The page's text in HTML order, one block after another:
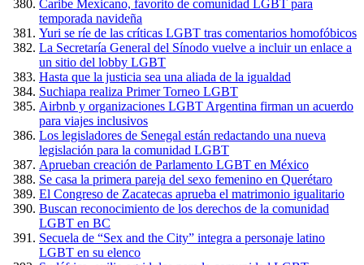
Caribe Mexicano, favorito de comunidad LGBT para
temporada navideña
Yuri se ríe de las críticas LGBT tras comentarios homofóbicos
La Secretaría General del Sínodo vuelve a incluir un enlace a
un sitio del lobby LGBT
Hasta que la justicia sea una aliada de la igualdad
Suchiapa realiza Primer Torneo LGBT
Airbnb y organizaciones LGBT Argentina firman un acuerdo
para viajes inclusivos
Los legisladores de Senegal están redactando una nueva
legislación para la comunidad LGBT
Aprueban creación de Parlamento LGBT en México
Se casa la primera pareja del sexo femenino en Querétaro
El Congreso de Zacatecas aprueba el matrimonio igualitario
Buscan reconocimiento de los derechos de la comunidad
LGBT en BC
Secuela de “Sex and the City” integra a personaje latino
LGBT en su elenco